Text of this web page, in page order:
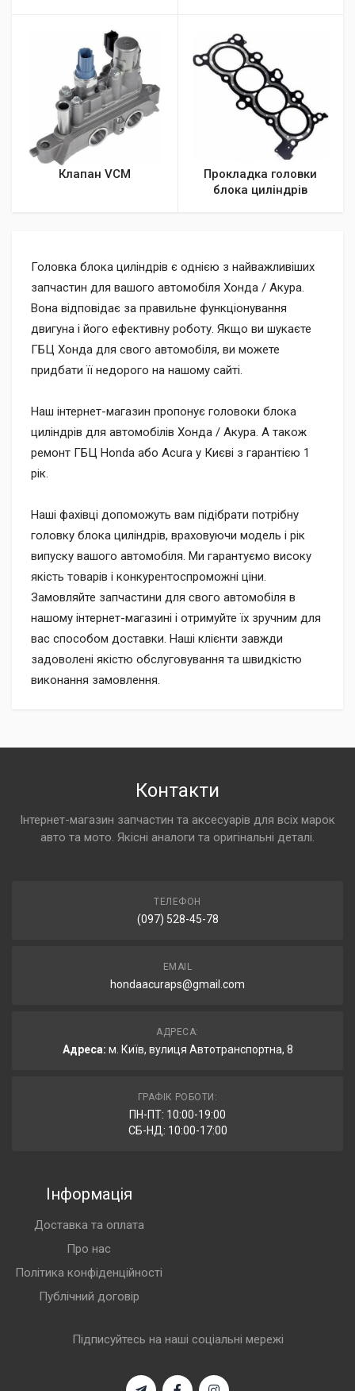
Клапан VCM
Прокладка головки
блока циліндрів
Головка блока циліндрів є однією з найважливіших
запчастин для вашого автомобіля Хонда / Акура.
Вона відповідає за правильне функціонування
двигуна і його ефективну роботу. Якщо ви шукаєте
ГБЦ Хонда для свого автомобіля, ви можете
придбати її недорого на нашому сайті.
Наш інтернет-магазин пропонує головоки блока
циліндрів для автомобілів Хонда / Акура. А також
ремонт ГБЦ Honda або Acura у Києві з гарантією 1
рік.
Наші фахівці допоможуть вам підібрати потрібну
головку блока циліндрів, враховуючи модель і рік
випуску вашого автомобіля. Ми гарантуємо високу
якість товарів і конкурентоспроможні ціни.
Замовляйте запчастини для свого автомобіля в
нашому інтернет-магазині і отримуйте їх зручним для
вас способом доставки. Наші клієнти завжди
задоволені якістю обслуговування та швидкістю
виконання замовлення.
Контакти
Інтернет-магазин запчастин та аксесуарів для всіх марок
авто та мото. Якісні аналоги та оригінальні деталі.
ТЕЛЕФОН
(097) 528-45-78
EMAIL
hondaacuraps@gmail.com
АДРЕСА:
Адреса: м. Київ, вулиця Автотранспортна, 8
ГРАФІК РОБОТИ:
ПН-ПТ: 10:00-19:00
СБ-НД: 10:00-17:00
Інформація
Доставка та оплата
Про нас
Політика конфіденційності
Публічний договір
Підписуйтесь на наші соціальні мережі